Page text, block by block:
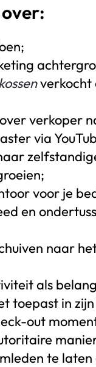
verkocht
verkoper
via
voor je
en
naar
als
toepast in
out
te laten